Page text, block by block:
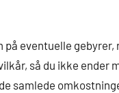
eventuelle gebyrer,
så du ikke ender
samlede